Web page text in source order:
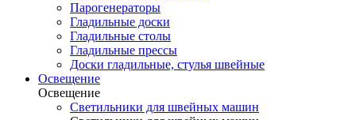
Парогенераторы
Гладильные доски
Гладильные столы
Гладильные прессы
Доски гладильные, стулья швейные
Освещение
Освещение
Светильники для швейных машин